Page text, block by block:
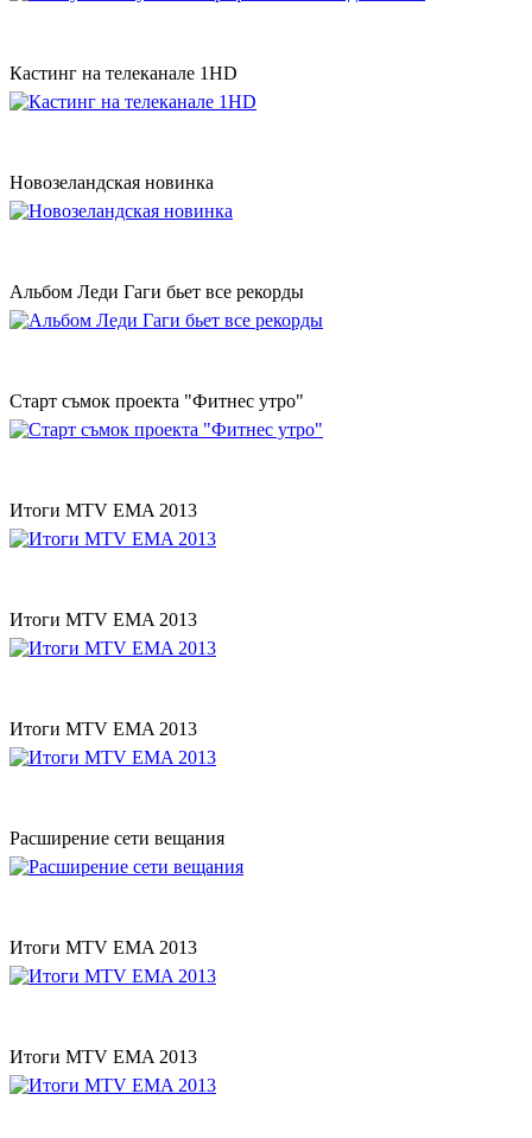
Кастинг на телеканале 1HD
Новозеландская новинка
Альбом Леди Гаги бьет все рекорды
Старт съмок проекта "Фитнес утро"
Итоги MTV EMA 2013
Итоги MTV EMA 2013
Итоги MTV EMA 2013
Расширение сети вещания
Итоги MTV EMA 2013
Итоги MTV EMA 2013